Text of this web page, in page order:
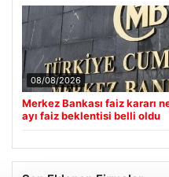
08/08/2026
Merkez Bankası faiz kararı
ayı faiz beklentisi belli oldu